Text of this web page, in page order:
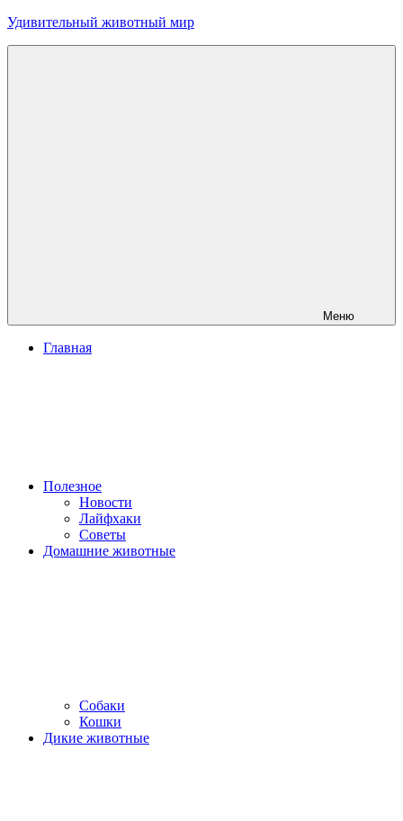
Перейти
Удивительный животный мир
Меню
Главная
Полезное
Новости
Лайфхаки
Советы
Домашние животные
Собаки
Кошки
Дикие животные